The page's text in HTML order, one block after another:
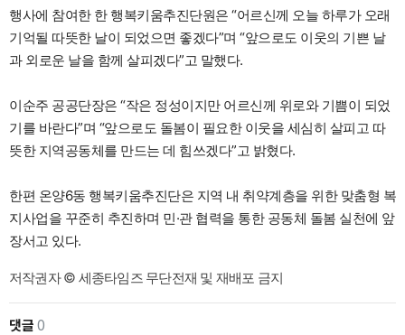
행사에 참여한 한 행복키움추진단원은 “어르신께 오늘 하루가 오래
기억될 따뜻한 날이 되었으면 좋겠다”며 “앞으로도 이웃의 기쁜 날
과 외로운 날을 함께 살피겠다”고 말했다.
이순주 공공단장은 “작은 정성이지만 어르신께 위로와 기쁨이 되었
기를 바란다”며 “앞으로도 돌봄이 필요한 이웃을 세심히 살피고 따
뜻한 지역공동체를 만드는 데 힘쓰겠다”고 밝혔다.
한편 온양6동 행복키움추진단은 지역 내 취약계층을 위한 맞춤형 복
지사업을 꾸준히 추진하며 민·관 협력을 통한 공동체 돌봄 실천에 앞
장서고 있다.
저작권자 © 세종타임즈 무단전재 및 재배포 금지
댓글0